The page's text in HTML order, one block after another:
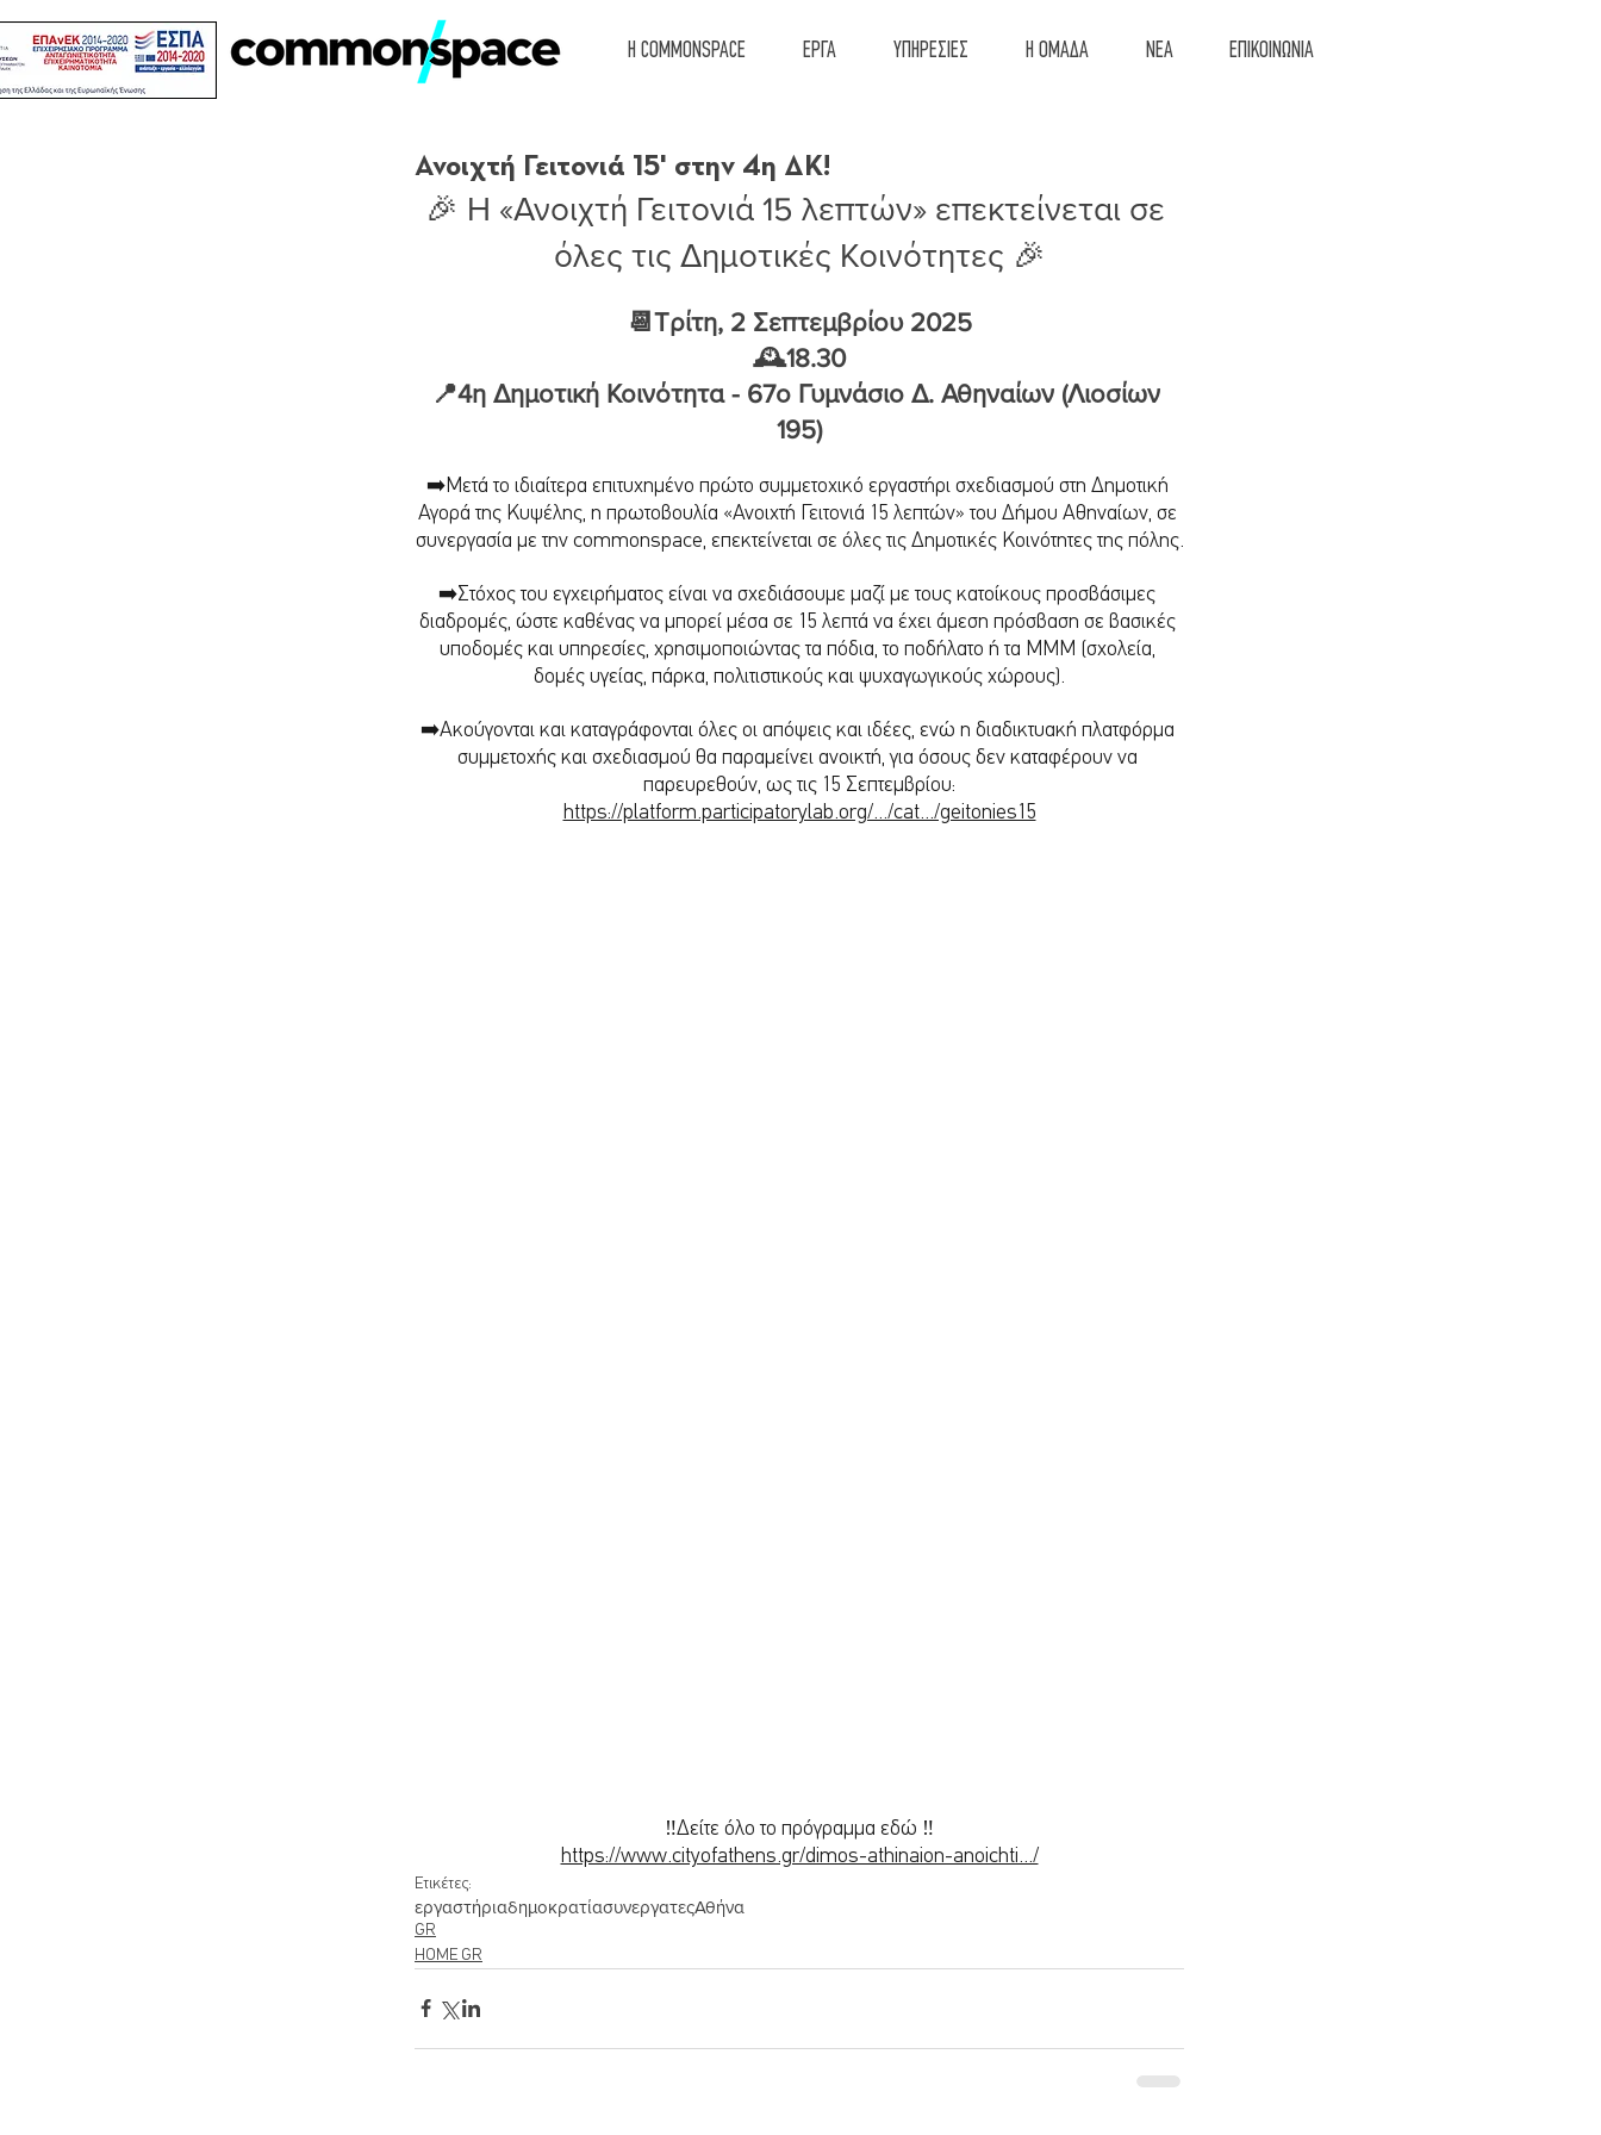
Η COMMONSPACE ΕΡΓΑ ΥΠΗΡΕΣΙΕΣ Η ΟΜΑΔΑ ΝΕΑ ΕΠΙΚΟΙΝΩΝΙΑ
Ανοιχτή Γειτονιά 15' στην 4η ΔΚ!
🎉 Η «Ανοιχτή Γειτονιά 15 λεπτών» επεκτείνεται σε
όλες τις Δημοτικές Κοινότητες 🎉
📆Τρίτη, 2 Σεπτεμβρίου 2025
🕰️18.30
📍4η Δημοτική Κοινότητα - 67ο Γυμνάσιο Δ. Αθηναίων (Λιοσίων
195)
➡️Μετά το ιδιαίτερα επιτυχημένο πρώτο συμμετοχικό εργαστήρι σχεδιασμού στη Δημοτική
Αγορά της Κυψέλης, η πρωτοβουλία «Ανοιχτή Γειτονιά 15 λεπτών» του Δήμου Αθηναίων, σε
συνεργασία με την commonspace, επεκτείνεται σε όλες τις Δημοτικές Κοινότητες της πόλης.
➡️Στόχος του εγχειρήματος είναι να σχεδιάσουμε μαζί με τους κατοίκους προσβάσιμες
διαδρομές, ώστε καθένας να μπορεί μέσα σε 15 λεπτά να έχει άμεση πρόσβαση σε βασικές
υποδομές και υπηρεσίες, χρησιμοποιώντας τα πόδια, το ποδήλατο ή τα ΜΜΜ (σχολεία,
δομές υγείας, πάρκα, πολιτιστικούς και ψυχαγωγικούς χώρους).
➡️Ακούγονται και καταγράφονται όλες οι απόψεις και ιδέες, ενώ η διαδικτυακή πλατφόρμα
συμμετοχής και σχεδιασμού θα παραμείνει ανοικτή, για όσους δεν καταφέρουν να
παρευρεθούν, ως τις 15 Σεπτεμβρίου:
https://platform.participatorylab.org/.../cat.../geitonies15
‼️Δείτε όλο το πρόγραμμα εδώ ‼️
https://www.cityofathens.gr/dimos-athinaion-anoichti.../
Ετικέτες:
εργαστήριαδημοκρατίασυνεργατεςΑθήνα
GR
HOME GR